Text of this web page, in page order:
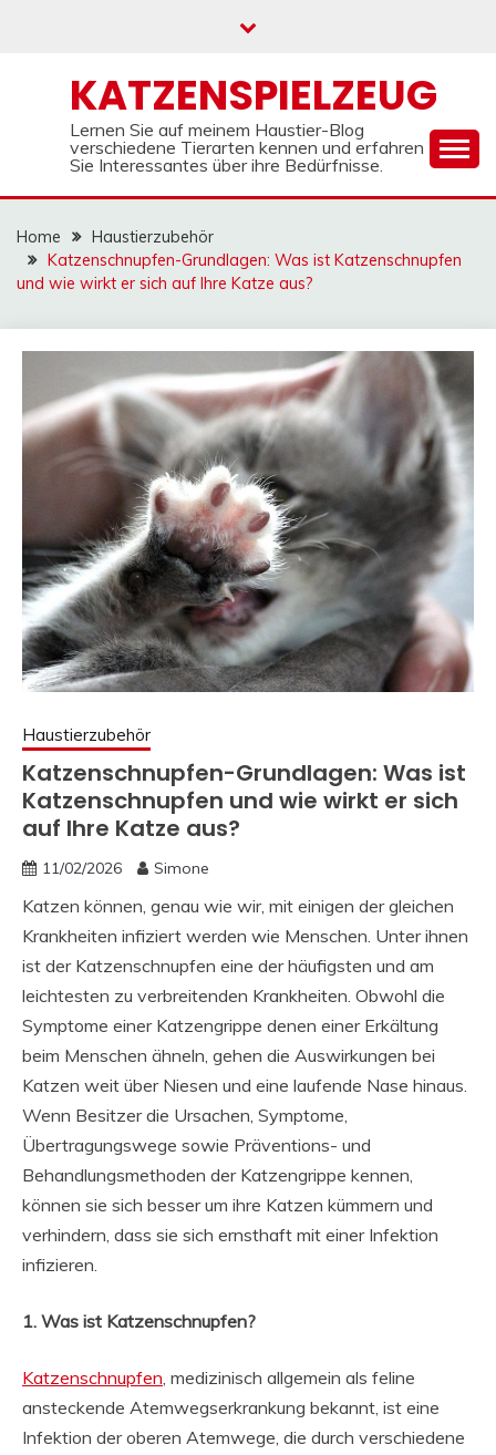
KATZENSPIELZEUG
Lernen Sie auf meinem Haustier-Blog
verschiedene Tierarten kennen und erfahren
Sie Interessantes über ihre Bedürfnisse.
Home
Haustierzubehör
Katzenschnupfen-Grundlagen: Was ist Katzenschnupfen
und wie wirkt er sich auf Ihre Katze aus?
Haustierzubehör
Katzenschnupfen-Grundlagen: Was ist
Katzenschnupfen und wie wirkt er sich
auf Ihre Katze aus?
11/02/2026 Simone
Katzen können, genau wie wir, mit einigen der gleichen
Krankheiten infiziert werden wie Menschen. Unter ihnen
ist der Katzenschnupfen eine der häufigsten und am
leichtesten zu verbreitenden Krankheiten. Obwohl die
Symptome einer Katzengrippe denen einer Erkältung
beim Menschen ähneln, gehen die Auswirkungen bei
Katzen weit über Niesen und eine laufende Nase hinaus.
Wenn Besitzer die Ursachen, Symptome,
Übertragungswege sowie Präventions- und
Behandlungsmethoden der Katzengrippe kennen,
können sie sich besser um ihre Katzen kümmern und
verhindern, dass sie sich ernsthaft mit einer Infektion
infizieren.
1. Was ist Katzenschnupfen?
Katzenschnupfen, medizinisch allgemein als feline
ansteckende Atemwegserkrankung bekannt, ist eine
Infektion der oberen Atemwege, die durch verschiedene